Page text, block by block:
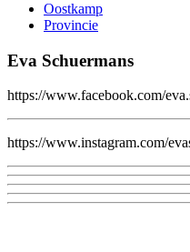
Oostkamp
Provincie
Eva Schuermans
https://www.facebook.com/
https://www.instagram.com/